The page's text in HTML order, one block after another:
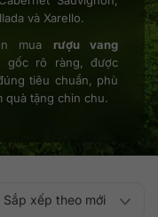
và Xarello.
mua rượu vang
gốc rõ ràng, được
tiêu chuẩn, phù
quà tặng chỉn chu.
Sắp xếp theo
Sắp xếp theo mới